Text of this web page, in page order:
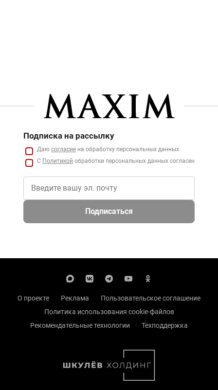
Подписка на рассылку
Даю согласие на обработку персональных данных
С Политикой обработки персональных данных согласен
Подписаться
О проекте Реклама
Пользовательское соглашение
Политика использования cookie-файлов
Рекомендательные технологии
Техподдержка